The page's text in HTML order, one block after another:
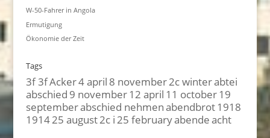
W-50-Fahrer in Angola
Ermutigung
Ökonomie der Zeit
Tags
3f 3fAcker4 april 8 november2c winterabtei
abschied 9 november12 april 11 october19
septemberabschied nehmenabendbrot1918
191425 august2c i25 februaryabendeacht